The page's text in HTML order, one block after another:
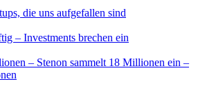
die uns aufgefallen sind
– Investments brechen ein
– Stenon sammelt 18 Millionen ein –